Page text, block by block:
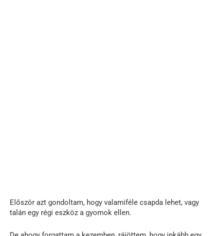
Először azt gondoltam, hogy valamiféle csapda lehet, vagy
talán egy régi eszköz a gyomok ellen.